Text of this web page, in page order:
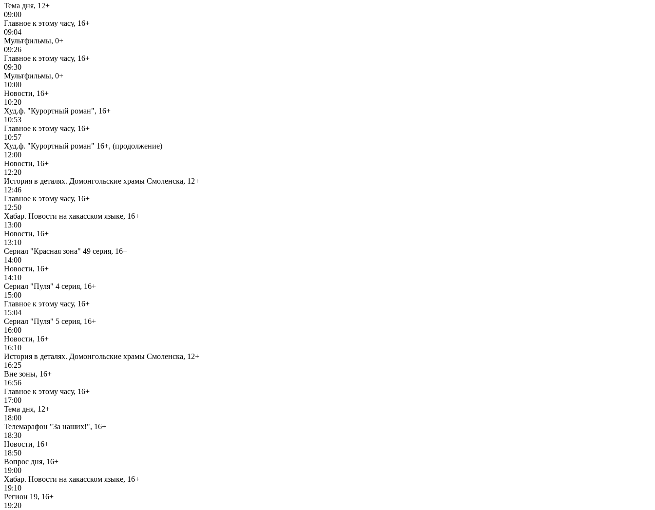
Тема дня, 12+
09:00
Главное к этому часу, 16+
09:04
Мультфильмы, 0+
09:26
Главное к этому часу, 16+
09:30
Мультфильмы, 0+
10:00
Новости, 16+
10:20
Худ.ф. "Курортный роман", 16+
10:53
Главное к этому часу, 16+
10:57
Худ.ф. "Курортный роман" 16+, (продолжение)
12:00
Новости, 16+
12:20
История в деталях. Домонгольские храмы Смоленска, 12+
12:46
Главное к этому часу, 16+
12:50
Хабар. Новости на хакасском языке, 16+
13:00
Новости, 16+
13:10
Сериал "Красная зона" 49 серия, 16+
14:00
Новости, 16+
14:10
Сериал "Пуля" 4 серия, 16+
15:00
Главное к этому часу, 16+
15:04
Сериал "Пуля" 5 серия, 16+
16:00
Новости, 16+
16:10
История в деталях. Домонгольские храмы Смоленска, 12+
16:25
Вне зоны, 16+
16:56
Главное к этому часу, 16+
17:00
Тема дня, 12+
18:00
Телемарафон "За наших!", 16+
18:30
Новости, 16+
18:50
Вопрос дня, 16+
19:00
Хабар. Новости на хакасском языке, 16+
19:10
Регион 19, 16+
19:20